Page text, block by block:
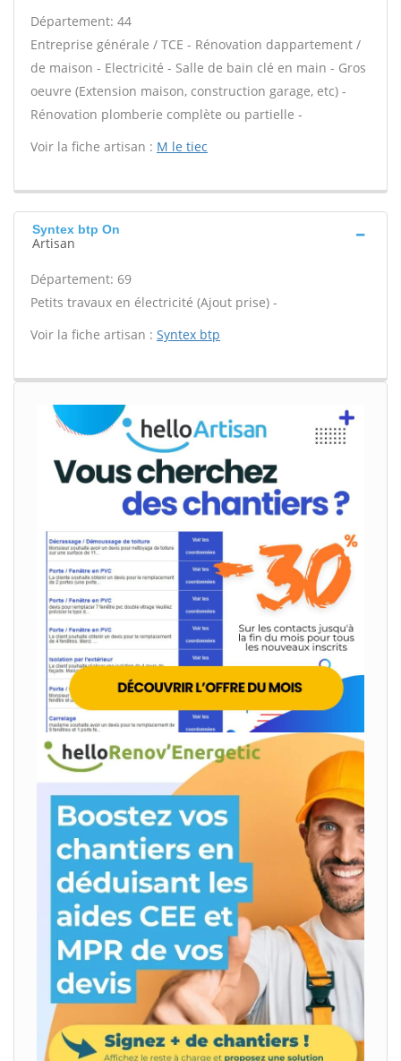
Département: 44
Entreprise générale / TCE - Rénovation dappartement /
de maison - Electricité - Salle de bain clé en main - Gros
oeuvre (Extension maison, construction garage, etc) -
Rénovation plomberie complète ou partielle -
Voir la fiche artisan : M le tiec
Syntex btp On
Artisan
Département: 69
Petits travaux en électricité (Ajout prise) -
Voir la fiche artisan : Syntex btp